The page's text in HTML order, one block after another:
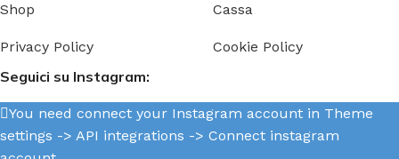
Shop
Privacy Policy
Cassa
Cookie Policy
Seguici su Instagram:
You need connect your Instagram account in Theme
settings -> API integrations -> Connect instagram